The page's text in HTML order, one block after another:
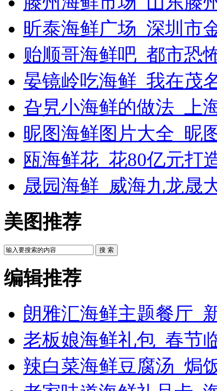
昕泰海鲜广场_深圳市
贻顺哥海鲜吧_都市恐
晏镜岭吃海鲜_我在茂
旮旯小海鲜的做法_上
昵图海鲜图片大全_昵
瓯海鲜花_花80亿元打
晟园海鲜_威海九龙晟
美图推荐
搜 索
编辑推荐
朗雅汇海鲜主题餐厅_
老板娘海鲜礼包_春节
辣白菜海鲜豆腐汤_焗